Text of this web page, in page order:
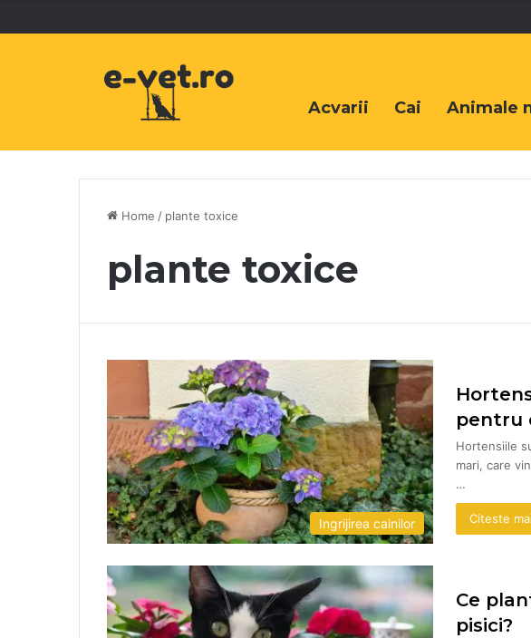
Acvarii Cai Animale
Home / plante toxice
plante toxice
Ingrijirea cainilor
pentru
Hortensiile
mari, care
…
Citeste
Ce
pisici?